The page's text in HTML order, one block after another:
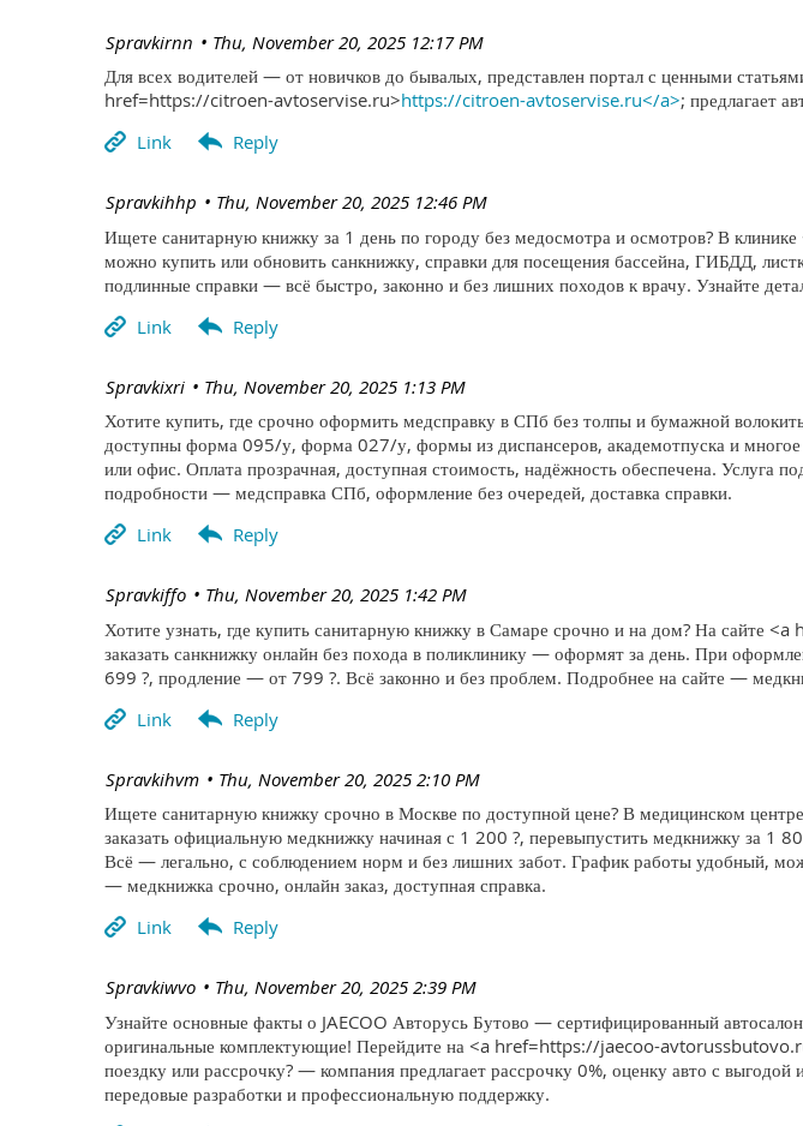
Thu, November 20, 2025 12:17 PM
| Spravkirnn
Для всех водителей — от новичков до бывалых, представлен портал с ценными
href=https://citroen-avtoservise.ru>https://citroen-avtoservise.ru</a>; предлагает
Thu, November 20, 2025 12:46 PM
| Spravkihhp
Ищете санитарную книжку за 1 день по городу без медосмотра и осмотров? В
можно купить или обновить санкнижку, справки для посещения бассейна, ГИБДД,
подлинные справки — всё быстро, законно и без лишних походов к врачу. Узнайте
Thu, November 20, 2025 1:13 PM
| Spravkixri
Хотите купить, где срочно оформить медсправку в СПб без толпы и бумажной
доступны форма 095/у, форма 027/у, формы из диспансеров, академотпуска и
или офис. Оплата прозрачная, доступная стоимость, надёжность обеспечена. Услуга
подробности — медсправка СПб, оформление без очередей, доставка справки.
Thu, November 20, 2025 1:42 PM
| Spravkiffo
Хотите узнать, где купить санитарную книжку в Самаре срочно и на дом? На
заказать санкнижку онлайн без похода в поликлинику — оформят за день. При
699 ?, продление — от 799 ?. Всё законно и без проблем. Подробнее на сайте —
Thu, November 20, 2025 2:10 PM
| Spravkihvm
Ищете санитарную книжку срочно в Москве по доступной цене? В медицинском
заказать официальную медкнижку начиная с 1 200 ?, перевыпустить медкнижку за 1
Всё — легально, с соблюдением норм и без лишних забот. График работы удобный,
— медкнижка срочно, онлайн заказ, доступная справка.
Thu, November 20, 2025 2:39 PM
| Spravkiwvo
Узнайте основные факты о JAECOO Авторусь Бутово — сертифицированный
оригинальные комплектующие! Перейдите на <a href=https://jaecoo-
поездку или рассрочку? — компания предлагает рассрочку 0%, оценку авто с
передовые разработки и профессиональную поддержку.